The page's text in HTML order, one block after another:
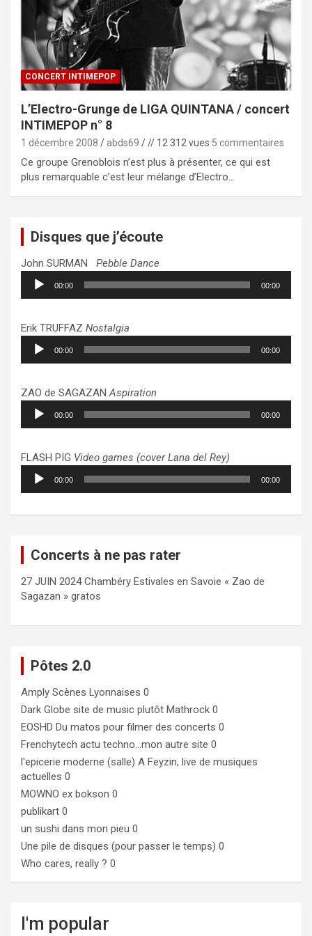
CONCERT INTIMEPOP
L’Electro-Grunge de LIGA QUINTANA / concert
INTIMEPOP n° 8
1 décembre 2008 abds69 // 12 312 vues 5 commentaires
Ce groupe Grenoblois n’est plus à présenter, ce qui est
plus remarquable c’est leur mélange d’Electro…
Disques que j’écoute
John SURMAN Pebble Dance
Lecteur
audio
00:00 00:00
Erik TRUFFAZ Nostalgia
Lecteur
audio
00:00 00:00
ZAO de SAGAZANAspiration
Lecteur
audio
00:00 00:00
FLASH PIG Video games (cover Lana del Rey)
Lecteur
audio
00:00 00:00
Concerts à ne pas rater
27 JUIN 2024 Chambéry Estivales en Savoie « Zao de
Sagazan » gratos
Pôtes 2.0
Amply Scènes Lyonnaises 0
Dark Globe site de music plutôt Mathrock 0
EOSHD Du matos pour filmer des concerts 0
Frenchytech actu techno…mon autre site 0
l'epicerie moderne (salle) A Feyzin, live de musiques
actuelles 0
MOWNO ex bokson 0
publikart 0
un sushi dans mon pieu 0
Une pile de disques (pour passer le temps) 0
Who cares, really ? 0
I'm popular